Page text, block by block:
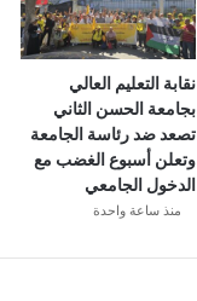
نقابة التعليم العالي
بجامعة الحسن الثاني
تصعد ضد رئاسة الجامعة
وتعلن أسبوع الغضب مع
الدخول الجامعي
منذ ساعة واحدة